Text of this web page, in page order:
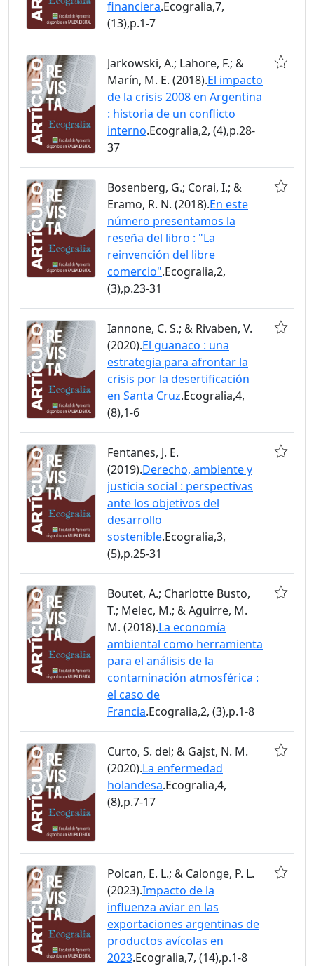
financiera.Ecogralia,7,
(13),p.1-7
Jarkowski, A.; Lahore, F.; &
Marín, M. E. (2018).El impacto
de la crisis 2008 en Argentina
: historia de un conflicto
interno.Ecogralia,2, (4),p.28-
37
Bosenberg, G.; Corai, I.; &
Eramo, R. N. (2018).En este
número presentamos la
reseña del libro : "La
reinvención del libre
comercio".Ecogralia,2,
(3),p.23-31
Iannone, C. S.; & Rivaben, V.
(2020).El guanaco : una
estrategia para afrontar la
crisis por la desertificación
en Santa Cruz.Ecogralia,4,
(8),1-6
Fentanes, J. E.
(2019).Derecho, ambiente y
justicia social : perspectivas
ante los objetivos del
desarrollo
sostenible.Ecogralia,3,
(5),p.25-31
Boutet, A.; Charlotte Busto,
T.; Melec, M.; & Aguirre, M.
M. (2018).La economía
ambiental como herramienta
para el análisis de la
contaminación atmosférica :
el caso de
Francia.Ecogralia,2, (3),p.1-8
Curto, S. del; & Gajst, N. M.
(2020).La enfermedad
holandesa.Ecogralia,4,
(8),p.7-17
Polcan, E. L.; & Calonge, P. L.
(2023).Impacto de la
influenza aviar en las
exportaciones argentinas de
productos avícolas en
2023.Ecogralia,7, (14),p.1-8